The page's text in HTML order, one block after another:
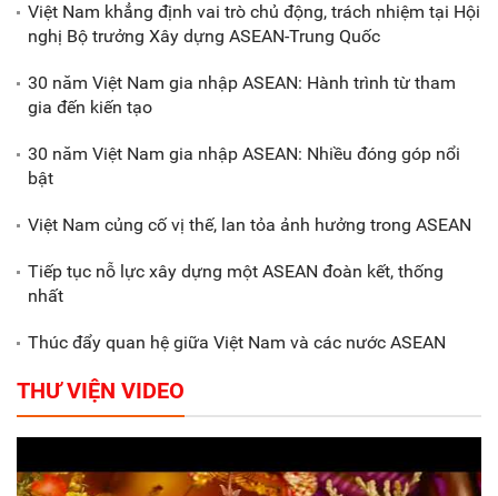
Xã Nam Đông Hưng: Gặp mặt,
biểu dương các doanh nghiệp,
Gắn sản xuất với phát triển văn
Việt Nam khẳng định vai trò chủ động, trách nhiệm tại Hội
nghị Bộ trưởng Xây dựng ASEAN-Trung Quốc
30 năm Việt Nam gia nhập ASEAN: Hành trình từ tham
gia đến kiến tạo
30 năm Việt Nam gia nhập ASEAN: Nhiều đóng góp nổi
bật
Việt Nam củng cố vị thế, lan tỏa ảnh hưởng trong ASEAN
Tiếp tục nỗ lực xây dựng một ASEAN đoàn kết, thống
nhất
Thúc đẩy quan hệ giữa Việt Nam và các nước ASEAN
THƯ VIỆN VIDEO